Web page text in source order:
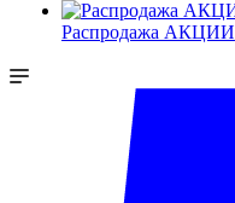
Распродажа АКЦИИ